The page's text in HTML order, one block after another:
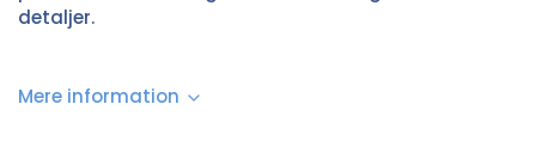
detaljer.
Mere information